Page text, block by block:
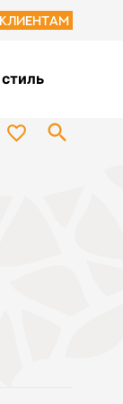
стиль
favorite_border search